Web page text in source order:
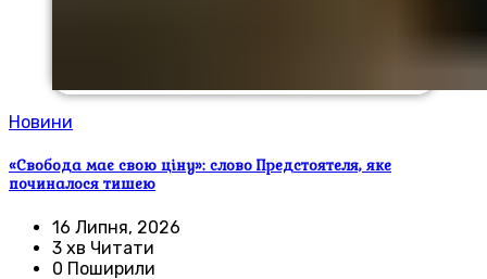
Новини
«Свобода має свою ціну»: слово Предстоятеля, яке
починалося тишею
16 Липня, 2026
3 хв Читати
0 Поширили